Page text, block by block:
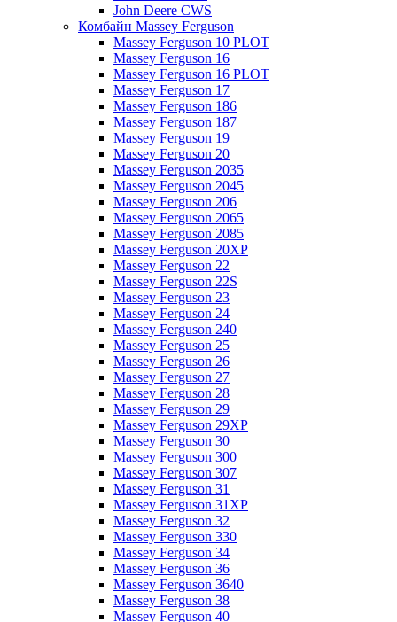
John Deere CWS
Комбайн Massey Ferguson
Massey Ferguson 10 PLOT
Massey Ferguson 16
Massey Ferguson 16 PLOT
Massey Ferguson 17
Massey Ferguson 186
Massey Ferguson 187
Massey Ferguson 19
Massey Ferguson 20
Massey Ferguson 2035
Massey Ferguson 2045
Massey Ferguson 206
Massey Ferguson 2065
Massey Ferguson 2085
Massey Ferguson 20XP
Massey Ferguson 22
Massey Ferguson 22S
Massey Ferguson 23
Massey Ferguson 24
Massey Ferguson 240
Massey Ferguson 25
Massey Ferguson 26
Massey Ferguson 27
Massey Ferguson 28
Massey Ferguson 29
Massey Ferguson 29XP
Massey Ferguson 30
Massey Ferguson 300
Massey Ferguson 307
Massey Ferguson 31
Massey Ferguson 31XP
Massey Ferguson 32
Massey Ferguson 330
Massey Ferguson 34
Massey Ferguson 36
Massey Ferguson 3640
Massey Ferguson 38
Massey Ferguson 40